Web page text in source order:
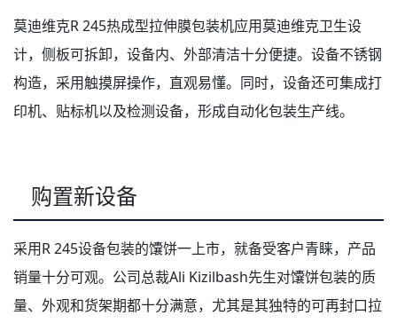
莫迪维克R 245热成型拉伸膜包装机应用莫迪维克卫生设
计，侧板可拆卸，设备内、外部清洁十分便捷。设备不锈钢
构造，采用触摸屏操作，直观易懂。同时，设备还可集成打
印机、贴标机以及检测设备，形成自动化包装生产线。
购置新设备
采用R 245设备包装的馕饼一上市，就备受客户青睐，产品
销量十分可观。公司总裁Ali Kizilbash先生对馕饼包装的质
量、外观和货架期都十分满意，尤其是其独特的可再封口拉